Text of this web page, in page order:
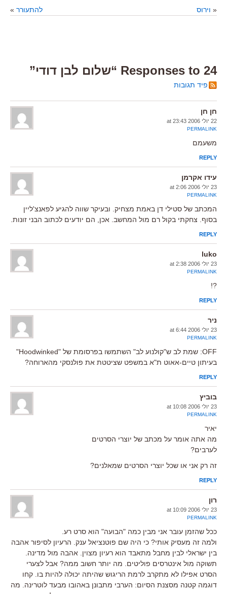
« וירוס להתעורר »
24 Responses to “שלום לבן דודי”
פיד תגובות
חן חן
22 יולי 2006 at 23:43
PERMALINK
משעמם
REPLY
עידו אקרמן
23 יולי 2006 at 2:06
PERMALINK
המכתב של סטילי דן באמת מצחיק. ובעיקר שווה להגיע לפאנצ'ליין
בסוף. צחקתי בקול רם מול המחשב. אכן, הם יודעים לכתוב הבני זונות.
REPLY
luko
23 יולי 2006 at 2:38
PERMALINK
?!
REPLY
ניר
23 יולי 2006 at 6:44
PERMALINK
OFF: שמת לב ש"קולנוע לב" השתמשו בפרסומת של "Hoodwinked"
בעיתון טיים-אאוט ת"א במשפט שציטטת את פולנסקי מהארוחה?
REPLY
בוביץ
23 יולי 2006 at 10:08
PERMALINK
יאיר
מה אתה אומר על מכתב של יוצרי הסרטים
לערבים?
זה רק אני או שכל יוצרי הסרטים שמאלנים?
REPLY
רון
23 יולי 2006 at 10:09
PERMALINK
ככל שהזמן עובר אני מבין כמה "הבועה" הוא סרט רע.
ולמה זה מעסיק אותי? כי היה שם פוטנציאל ענק. הרעיון לסיפור אהבה
בין ישראלי לבין מחבל מתאבד הוא רעיון מצוין. אהבה מול מדינה.
תשוקה מול אינטרסים פוליטים. מה יותר חשוב ממה? אבל לצערי
הסרט אפילו לא מתקרב לרמת הריגוש שהיתה יכולה להיות בו. קחו
דוגמה קטנה מסצנת הסיום: הערבי מתבונן באהובו מבעד לוטרינה. מה